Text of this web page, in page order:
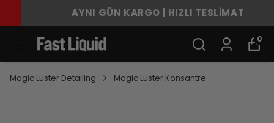
AYNI GÜN KARGO | HIZLI TESLİMAT
0
Magic Luster Detailing Magic Luster Konsantre